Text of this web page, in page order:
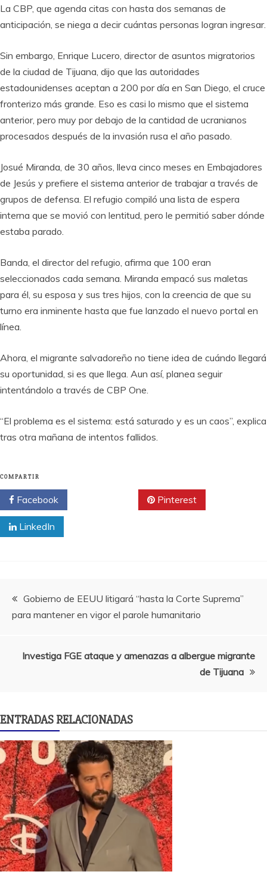
La CBP, que agenda citas con hasta dos semanas de
anticipación, se niega a decir cuántas personas logran ingresar.
Sin embargo, Enrique Lucero, director de asuntos migratorios
de la ciudad de Tijuana, dijo que las autoridades
estadounidenses aceptan a 200 por día en San Diego, el cruce
fronterizo más grande. Eso es casi lo mismo que el sistema
anterior, pero muy por debajo de la cantidad de ucranianos
procesados después de la invasión rusa el año pasado.
Josué Miranda, de 30 años, lleva cinco meses en Embajadores
de Jesús y prefiere el sistema anterior de trabajar a través de
grupos de defensa. El refugio compiló una lista de espera
interna que se movió con lentitud, pero le permitió saber dónde
estaba parado.
Banda, el director del refugio, afirma que 100 eran
seleccionados cada semana. Miranda empacó sus maletas
para él, su esposa y sus tres hijos, con la creencia de que su
turno era inminente hasta que fue lanzado el nuevo portal en
línea.
Ahora, el migrante salvadoreño no tiene idea de cuándo llegará
su oportunidad, si es que llega. Aun así, planea seguir
intentándolo a través de CBP One.
“El problema es el sistema: está saturado y es un caos”, explica
tras otra mañana de intentos fallidos.
COMPARTIR
Facebook Pinterest
LinkedIn
Navegación
de
entradas
Gobierno de EEUU litigará “hasta la Corte Suprema”
para mantener en vigor el parole humanitario
Investiga FGE ataque y amenazas a albergue migrante
de Tijuana
ENTRADAS RELACIONADAS